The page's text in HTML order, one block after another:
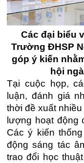
Các đại biểu
Trường ĐHSP
góp ý kiến
hội
Tại cuộc họp,
luận, đánh giá
thời đề xuất
lượng hoạt động
Các ý kiến
động sáng tác
trao đổi học